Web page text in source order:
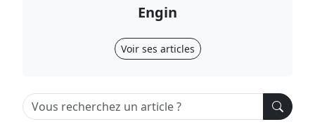
Engin
Voir ses articles